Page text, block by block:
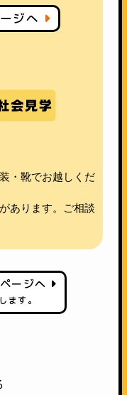
ジへ
・靴でお越しくだ
あります。ご相談
ージへ
ます。